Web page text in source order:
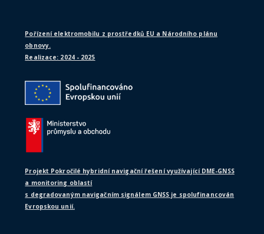
Pořízení elektromobilu z prostředků EU a Národního plánu
obnovy.
Realizace: 2024 - 2025
Projekt Pokročilé hybridní navigační řešení využívající DME-GNSS
a monitoring oblastí
s degradovaným navigačním signálem GNSS je spolufinancován
Evropskou unií.